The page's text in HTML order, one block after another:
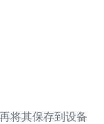
将其保存到设备